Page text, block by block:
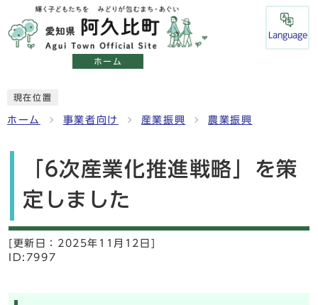
ホーム
Language
現在位置
ホーム 事業者向け 産業振興 農業振興
「6次産業化推進戦略」を策
定しました
[更新日： 2025年11月12日]
ID:7997